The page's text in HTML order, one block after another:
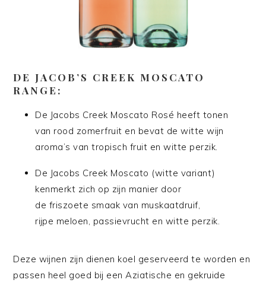
DE JACOB’S CREEK MOSCATO
RANGE:
De Jacobs Creek Moscato Rosé heeft tonen
van rood zomerfruit en bevat de witte wijn
aroma’s van tropisch fruit en witte perzik.
De Jacobs Creek Moscato (witte variant)
kenmerkt zich op zijn manier door
de friszoete smaak van muskaatdruif,
rijpe meloen, passievrucht en witte perzik.
Deze wijnen zijn dienen koel geserveerd te worden en
passen heel goed bij een Aziatische en gekruide